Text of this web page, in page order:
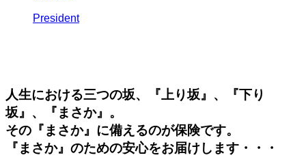
President
人生における三つの坂、『上り坂』、『下り
坂』、『まさか』。
その『まさか』に備えるのが保険です。
『まさか』のための安心をお届けします・・・